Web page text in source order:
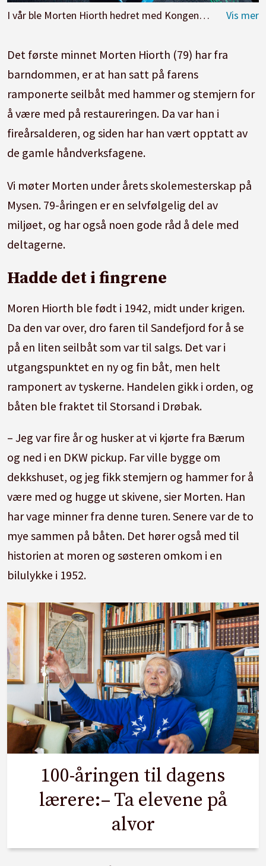
I vår ble Morten Hiorth hedret med Kongens fortjenstmedalje for sin innsats for møbelsnekkerfaget.
Det første minnet Morten Hiorth (79) har fra
barndommen, er at han satt på farens
ramponerte seilbåt med hammer og stemjern for
å være med på restaureringen. Da var han i
fireårsalderen, og siden har han vært opptatt av
de gamle håndverksfagene.
Vi møter Morten under årets skolemesterskap på
Mysen. 79-åringen er en selvfølgelig del av
miljøet, og har også noen gode råd å dele med
deltagerne.
Hadde det i fingrene
Moren Hiorth ble født i 1942, midt under krigen.
Da den var over, dro faren til Sandefjord for å se
på en liten seilbåt som var til salgs. Det var i
utgangspunktet en ny og fin båt, men helt
ramponert av tyskerne. Handelen gikk i orden, og
båten ble fraktet til Storsand i Drøbak.
– Jeg var fire år og husker at vi kjørte fra Bærum
og ned i en DKW pickup. Far ville bygge om
dekkshuset, og jeg fikk stemjern og hammer for å
være med og hugge ut skivene, sier Morten. Han
har vage minner fra denne turen. Senere var de to
mye sammen på båten. Det hører også med til
historien at moren og søsteren omkom i en
bilulykke i 1952.
100-åringen til dagens
lærere:– Ta elevene på
alvor